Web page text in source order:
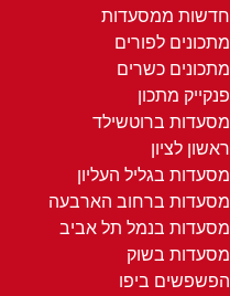
חדשות ממסעדות
מתכונים לפורים
מתכונים כשרים
פנקייק מתכון
מסעדות ברוטשילד
ראשון לציון
מסעדות בגליל העליון
מסעדות ברחוב הארבעה
מסעדות בנמל תל אביב
מסעדות בשוק
הפשפשים ביפו